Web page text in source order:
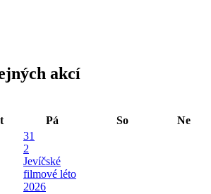
akcí
Pá So Ne
31
2
Jevíčské
filmové léto
2026